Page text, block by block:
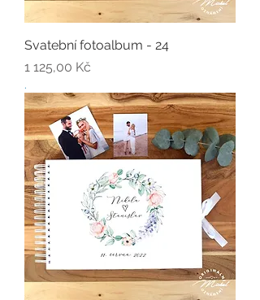
Svatební fotoalbum - 24
Cena
1 125,00 Kč
.